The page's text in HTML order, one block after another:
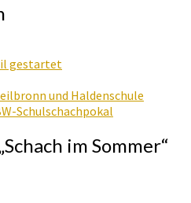
gestartet
und Haldenschule
Schulschachpokal
Schach im Sommer“